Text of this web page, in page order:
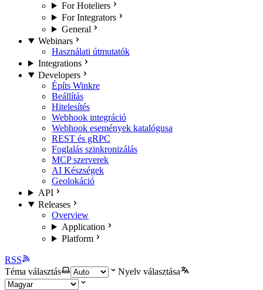
For Hoteliers
For Integrators
General
Webinars
Használati útmutatók
Integrations
Developers
Építs Winkre
Beállítás
Hitelesítés
Webhook integráció
Webhook események katalógusa
REST és gRPC
Foglalás szinkronizálás
MCP szerverek
AI Készségek
Geolokáció
API
Releases
Overview
Application
Platform
RSS
Téma választás
Nyelv választása